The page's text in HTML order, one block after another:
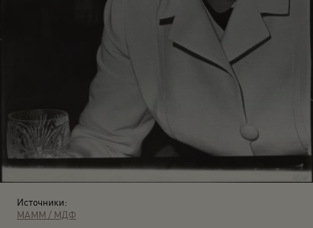
Источники:
МАММ / МДФ